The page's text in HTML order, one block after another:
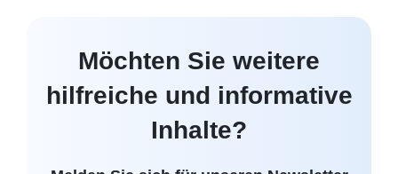
Möchten Sie weitere
hilfreiche und informative
Inhalte?